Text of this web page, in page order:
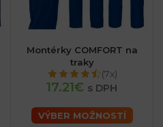
Montérky COMFORT na
traky
(7x)
17.21€ s DPH
VÝBER MOŽNOSTÍ